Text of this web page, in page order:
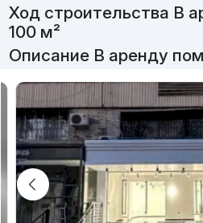
Ход строительства В
100 м²
Описание В аренду